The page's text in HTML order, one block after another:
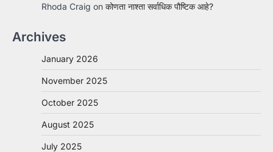
Rhoda Craig on कोणता नाश्ता सर्वाधिक पौष्टिक आहे?
Archives
January 2026
November 2025
October 2025
August 2025
July 2025